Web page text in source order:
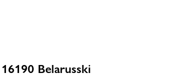
Belarusski